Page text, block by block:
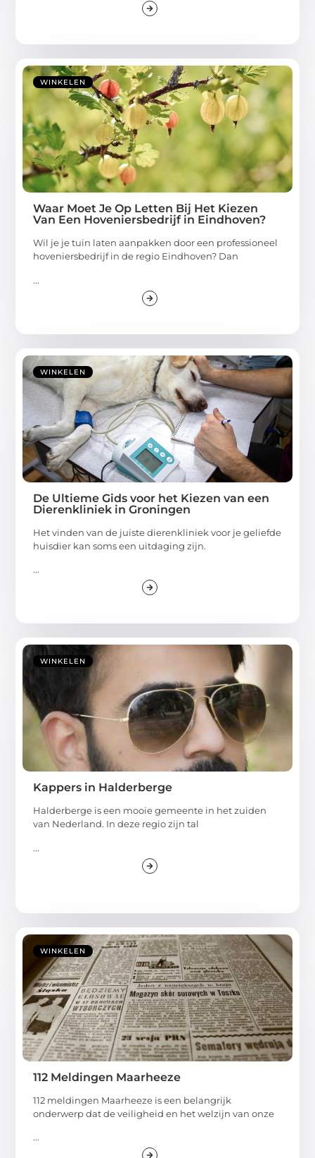
WINKELEN
Waar Moet Je Op Letten Bij Het Kiezen
Van Een Hoveniersbedrijf in Eindhoven?
Wil je je tuin laten aanpakken door een professioneel
hoveniersbedrijf in de regio Eindhoven? Dan
...
WINKELEN
De Ultieme Gids voor het Kiezen van een
Dierenkliniek in Groningen
Het vinden van de juiste dierenkliniek voor je geliefde
huisdier kan soms een uitdaging zijn.
...
WINKELEN
Kappers in Halderberge
Halderberge is een mooie gemeente in het zuiden
van Nederland. In deze regio zijn tal
...
WINKELEN
112 Meldingen Maarheeze
112 meldingen Maarheeze is een belangrijk
onderwerp dat de veiligheid en het welzijn van onze
...